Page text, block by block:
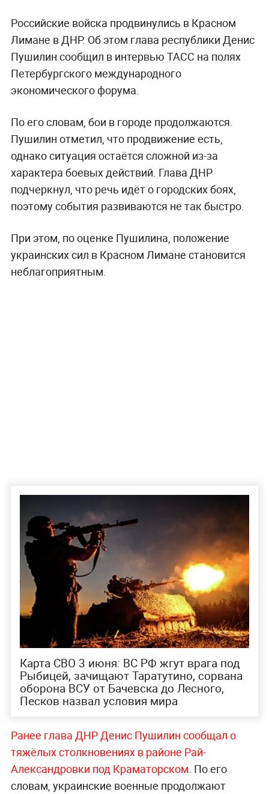
Российские войска продвинулись в Красном
Лимане в ДНР. Об этом глава республики Денис
Пушилин сообщил в интервью ТАСС на полях
Петербургского международного
экономического форума.
По его словам, бои в городе продолжаются.
Пушилин отметил, что продвижение есть,
однако ситуация остаётся сложной из-за
характера боевых действий. Глава ДНР
подчеркнул, что речь идёт о городских боях,
поэтому события развиваются не так быстро.
При этом, по оценке Пушилина, положение
украинских сил в Красном Лимане становится
неблагоприятным.
Карта СВО 3 июня: ВС РФ жгут врага под
Рыбицей, зачищают Таратутино, сорвана
оборона ВСУ от Бачевска до Лесного,
Песков назвал условия мира
Ранее глава ДНР Денис Пушилин сообщал о
тяжёлых столкновениях в районе Рай-
Александровки под Краматорском. По его
словам, украинские военные продолжают